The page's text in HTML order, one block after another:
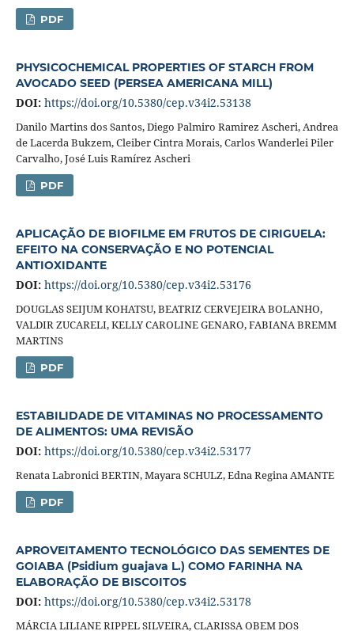
PDF
PHYSICOCHEMICAL PROPERTIES OF STARCH FROM
AVOCADO SEED (PERSEA AMERICANA MILL)
DOI: https://doi.org/10.5380/cep.v34i2.53138
Danilo Martins dos Santos, Diego Palmiro Ramirez Ascheri, Andrea
de Lacerda Bukzem, Cleiber Cintra Morais, Carlos Wanderlei Piler
Carvalho, José Luis Ramírez Ascheri
PDF
APLICAÇÃO DE BIOFILME EM FRUTOS DE CIRIGUELA:
EFEITO NA CONSERVAÇÃO E NO POTENCIAL
ANTIOXIDANTE
DOI: https://doi.org/10.5380/cep.v34i2.53176
DOUGLAS SEIJUM KOHATSU, BEATRIZ CERVEJEIRA BOLANHO,
VALDIR ZUCARELI, KELLY CAROLINE GENARO, FABIANA BREMM
MARTINS
PDF
ESTABILIDADE DE VITAMINAS NO PROCESSAMENTO
DE ALIMENTOS: UMA REVISÃO
DOI: https://doi.org/10.5380/cep.v34i2.53177
Renata Labronici BERTIN, Mayara SCHULZ, Edna Regina AMANTE
PDF
APROVEITAMENTO TECNOLÓGICO DAS SEMENTES DE
GOIABA (Psidium guajava L.) COMO FARINHA NA
ELABORAÇÃO DE BISCOITOS
DOI: https://doi.org/10.5380/cep.v34i2.53178
MÁRCIA LILIANE RIPPEL SILVEIRA, CLARISSA OBEM DOS